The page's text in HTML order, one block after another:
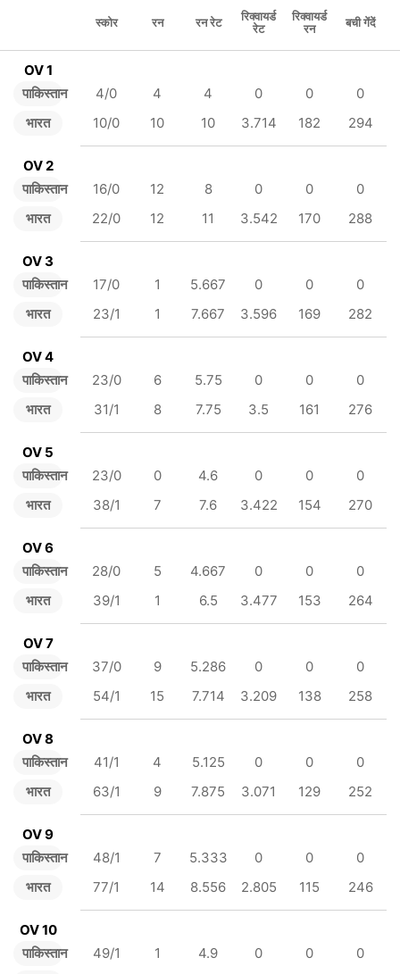
स्कोर रन रन रेट
रिक्वायर्ड
रेट
रिक्वायर्ड
रन
बची गेंदें
OV 1
पाकिस्तान
भारत
4/0 4 4 0 0
0
10/0
10 10 3.714 182 294
OV 2
पाकिस्तान
भारत
16/0 12 8 0 0
0
22/0
12 11 3.542 170 288
OV 3
पाकिस्तान
भारत
17/0 1 5.667 0 0
0
23/1
1 7.667 3.596 169 282
OV 4
पाकिस्तान
भारत
23/0 6 5.75 0 0
0
31/1
8 7.75 3.5 161 276
OV 5
पाकिस्तान
भारत
23/0 0 4.6 0 0
0
38/1
7 7.6 3.422 154 270
OV 6
पाकिस्तान
भारत
28/0 5 4.667 0 0
0
39/1
1 6.5 3.477 153 264
OV 7
पाकिस्तान
भारत
37/0 9 5.286 0 0
0
54/1
15 7.714 3.209 138 258
OV 8
पाकिस्तान
भारत
41/1 4 5.125 0 0
0
63/1
9 7.875 3.071 129 252
OV 9
पाकिस्तान
भारत
48/1 7 5.333 0 0
0
77/1
14 8.556 2.805 115 246
OV 10
पाकिस्तान
49/1 1 4.9 0 0
0